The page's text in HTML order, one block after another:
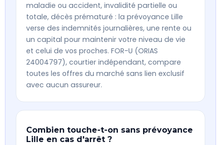
maladie ou accident, invalidité partielle ou
totale, décès prématuré : la prévoyance Lille
verse des indemnités journalières, une rente ou
un capital pour maintenir votre niveau de vie
et celui de vos proches. FOR-U (ORIAS
24004797), courtier indépendant, compare
toutes les offres du marché sans lien exclusif
avec aucun assureur.
Combien touche-t-on sans prévoyance
Lille en cas d'arrêt ?